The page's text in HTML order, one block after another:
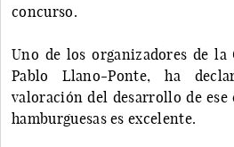
concurso.
Uno de los organizadores de la
Pablo Llano-Ponte, ha
valoración del desarrollo de
hamburguesas es excelente.